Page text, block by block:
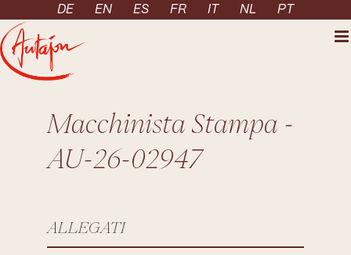
Skip to content
DE EN ES FR IT NL PT
Macchinista Stampa -
AU-26-02947
ALLEGATI